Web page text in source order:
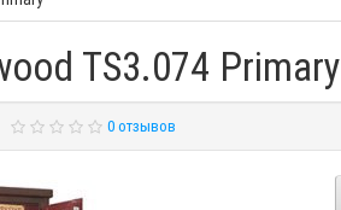
TS3.074 Primary
0 отзывов